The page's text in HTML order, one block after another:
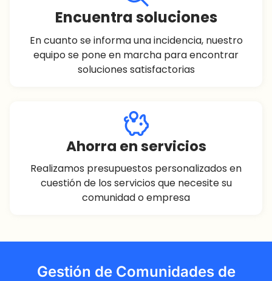
Encuentra soluciones
En cuanto se informa una incidencia, nuestro
equipo se pone en marcha para encontrar
soluciones satisfactorias
Ahorra en servicios
Realizamos presupuestos personalizados en
cuestión de los servicios que necesite su
comunidad o empresa
Gestión de Comunidades de